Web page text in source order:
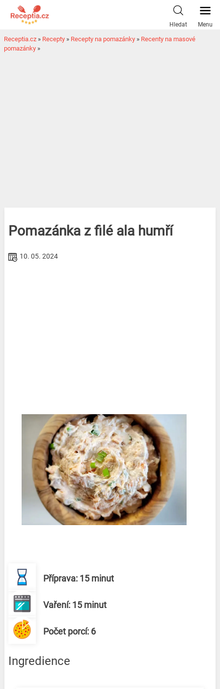
Hledat Menu
Receptia.cz » Recepty » Recepty na pomazánky » Recenty na masové
pomazánky »
Pomazánka z filé ala humří
10. 05. 2024
Příprava: 15 minut
Vaření: 15 minut
Počet porcí: 6
Ingredience